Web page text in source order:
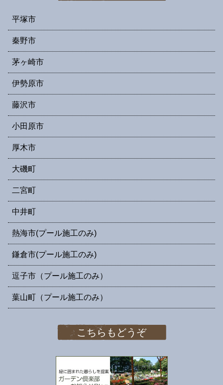
平塚市
秦野市
茅ヶ崎市
伊勢原市
藤沢市
小田原市
厚木市
大磯町
二宮町
中井町
熱海市(プール施工のみ)
鎌倉市(プール施工のみ)
逗子市（プール施工のみ）
葉山町（プール施工のみ）
こちらもどうぞ